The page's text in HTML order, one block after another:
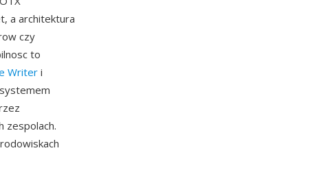
a architektura
czy
to
Writer i
zespolach.